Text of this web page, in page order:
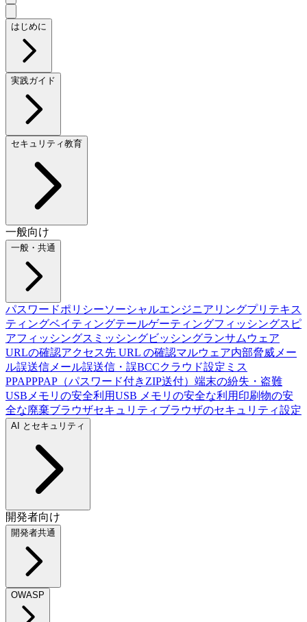
はじめに
実践ガイド
セキュリティ教育
一般向け
一般・共通
パスワードポリシーソーシャルエンジニアリングプリテキス
ティングベイティングテールゲーティングフィッシングスピ
アフィッシングスミッシングビッシングランサムウェア
URLの確認アクセス先 URL の確認マルウェア内部脅威 メー
ル誤送信 メール誤送信・誤BCCクラウド設定ミス
PPAPPPAP（パスワード付きZIP送付） 端末の紛失・盗難
USBメモリの安全利用USB メモリの安全な利用 印刷物の安
全な廃棄ブラウザセキュリティ ブラウザのセキュリティ設定
AI とセキュリティ
開発者向け
開発者共通
OWASP